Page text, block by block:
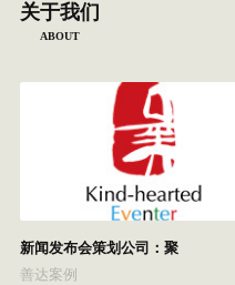
关于我们
ABOUT
新闻发布会策划公司：聚
善达案例